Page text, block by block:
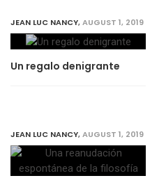
JEAN LUC NANCY,AUGUST 1, 2019
Un regalo denigrante
JEAN LUC NANCY,AUGUST 1, 2019